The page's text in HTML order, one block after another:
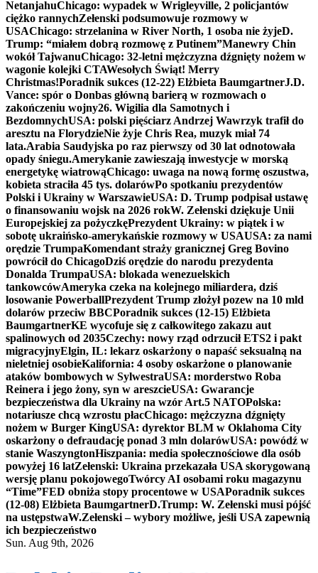
NetanjahuChicago: wypadek w Wrigleyville, 2 policjantów
ciężko rannychZełenski podsumowuje rozmowy w
USAChicago: strzelanina w River North, 1 osoba nie żyjeD.
Trump: “miałem dobrą rozmowę z Putinem”Manewry Chin
wokół TajwanuChicago: 32-letni mężczyzna dźgnięty nożem w
wagonie kolejki CTAWesołych Świąt! Merry
Christmas!Poradnik sukces (12-22) Elżbieta BaumgartnerJ.D.
Vance: spór o Donbas główną barierą w rozmowach o
zakończeniu wojny26. Wigilia dla Samotnych i
BezdomnychUSA: polski pięściarz Andrzej Wawrzyk trafił do
aresztu na FlorydzieNie żyje Chris Rea, muzyk miał 74
lata.Arabia Saudyjska po raz pierwszy od 30 lat odnotowała
opady śniegu.Amerykanie zawieszają inwestycje w morską
energetykę wiatrowąChicago: uwaga na nową formę oszustwa,
kobieta straciła 45 tys. dolarówPo spotkaniu prezydentów
Polski i Ukrainy w WarszawieUSA: D. Trump podpisał ustawę
o finansowaniu wojsk na 2026 rokW. Zełenski dziękuje Unii
Europejskiej za pożyczkęPrezydent Ukrainy: w piątek i w
sobotę ukraińsko-amerykańskie rozmowy w USAUSA: za nami
orędzie TrumpaKomendant straży granicznej Greg Bovino
powrócił do ChicagoDziś orędzie do narodu prezydenta
Donalda TrumpaUSA: blokada wenezuelskich
tankowcówAmeryka czeka na kolejnego miliardera, dziś
losowanie PowerballPrezydent Trump złożył pozew na 10 mld
dolarów przeciw BBCPoradnik sukces (12-15) Elżbieta
BaumgartnerKE wycofuje się z całkowitego zakazu aut
spalinowych od 2035Czechy: nowy rząd odrzucił ETS2 i pakt
migracyjnyElgin, IL: lekarz oskarżony o napaść seksualną na
nieletniej osobieKalifornia: 4 osoby oskarżone o planowanie
ataków bombowych w SylwestraUSA: morderstwo Roba
Reinera i jego żony, syn w areszcieUSA: Gwarancje
bezpieczeństwa dla Ukrainy na wzór Art.5 NATOPolska:
notariusze chcą wzrostu płacChicago: mężczyzna dźgnięty
nożem w Burger KingUSA: dyrektor BLM w Oklahoma City
oskarżony o defraudację ponad 3 mln dolarówUSA: powódź w
stanie WaszyngtonHiszpania: media społecznościowe dla osób
powyżej 16 latZełenski: Ukraina przekazała USA skorygowaną
wersję planu pokojowegoTwórcy AI osobami roku magazynu
“Time”FED obniża stopy procentowe w USAPoradnik sukces
(12-08) Elżbieta BaumgartnerD.Trump: W. Zełenski musi pójść
na ustępstwaW.Zełenski – wybory możliwe, jeśli USA zapewnią
ich bezpieczeństwo
Sun. Aug 9th, 2026